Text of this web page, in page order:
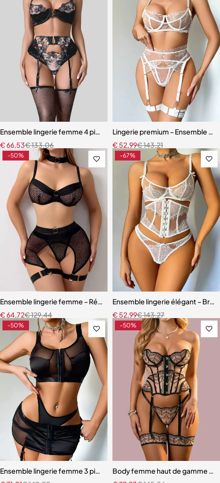
Ensemble lingerie femme 4 pièces – Broderie florale contrastée
€133,06
€66,53
Lingerie premium – Ensemble
€143,21
€ 52,99
-50%
Ensemble lingerie femme – Résille élégante avec porte-jarretelles
€129,44
€64,72
-67%
Ensemble lingerie élégant –
€143,27
€ 52,99
-50%
Ensemble lingerie femme 3 pièces – Satin noir avec corset à lacets
-50%
Body femme haut de gamme –